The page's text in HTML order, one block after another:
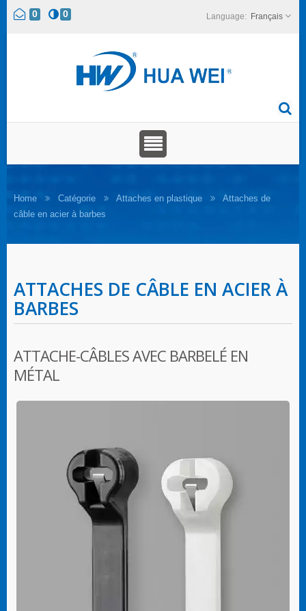
0 0 Français
Home Catégorie Attaches en plastique
Attaches de
câble en acier à barbes
ATTACHES DE CÂBLE EN ACIER À
BARBES
ATTACHE-CÂBLES AVEC BARBELÉ EN
MÉTAL